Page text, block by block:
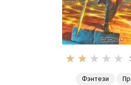
обсуждаемые
Фэнтези